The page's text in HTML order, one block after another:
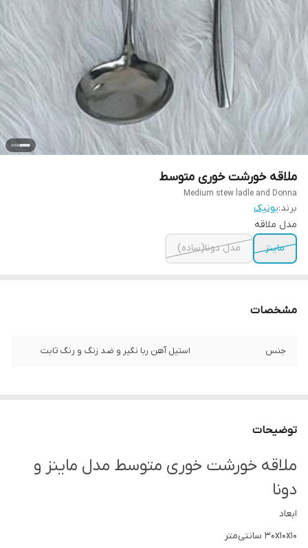
ملاقه خورشت خوری متوسط
Medium stew ladle and Donna
برند:یونیک
مدل ملاقه
ماینز
مدل دونا(ساده)
مشخصات
جنس استیل آهن ربا نگیر و ضد زنگ و رنگ ثابت
توضیحات
ملاقه خورشت خوری متوسط مدل ماینز و
دونا
ابعاد
۳۰x۱۰x۱۰ سانتی‌متر